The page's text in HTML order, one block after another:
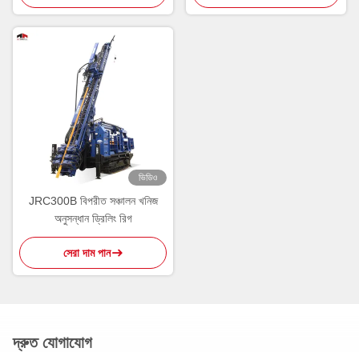
ভিডিও
JRC300B বিপরীত সঞ্চালন খনিজ
অনুসন্ধান ড্রিলিং রিগ
সেরা দাম পান
দ্রুত যোগাযোগ